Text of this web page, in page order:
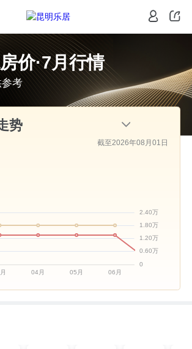
价·7月行情
考
截至2026年08月01日